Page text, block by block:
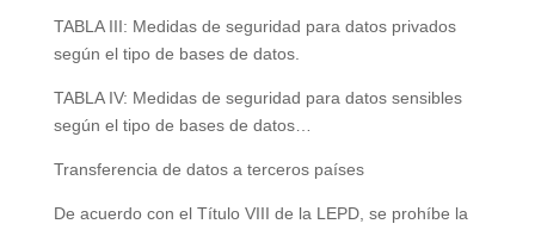
TABLA III: Medidas de seguridad para datos privados
según el tipo de bases de datos.
TABLA IV: Medidas de seguridad para datos sensibles
según el tipo de bases de datos…
Transferencia de datos a terceros países
De acuerdo con el Título VIII de la LEPD, se prohíbe la